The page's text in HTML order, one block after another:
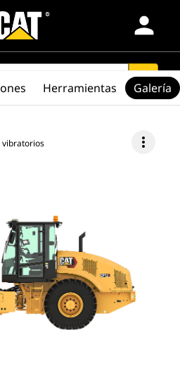
person
search
vibratorios more_vert
Herramientas Galería